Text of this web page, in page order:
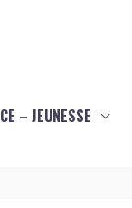
– JEUNESSE